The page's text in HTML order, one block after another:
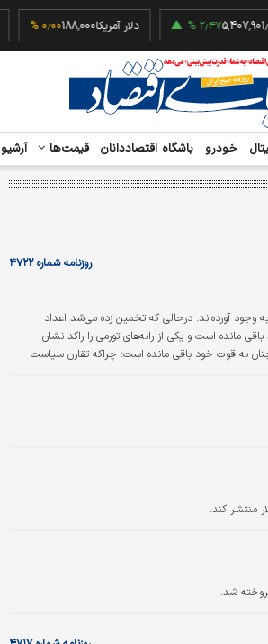
5,407,901.78۲٫۴۷ % دلار آمریکا188,000۰٫۰۰ %
خودرو باشگاه اقتصاددانان قیمت‌ها آرشیو
روزنامه شماره ۴۷۲۲
(شهریور) ۱۳۶ هزار شغل جدید به وجود آورده‌اند. درحالی که تخمین زده‌ می‌شد اعداد
بیش از این باشد. همچنین نرخ رشد دستمزدها نیز زیر ۳ درصد باقی مانده است و یکی از رانه‌های تورمی را راکد نشان
به قوت خود باقی مانده است؛ چراکه تقارن سیاست
منتشر کند.